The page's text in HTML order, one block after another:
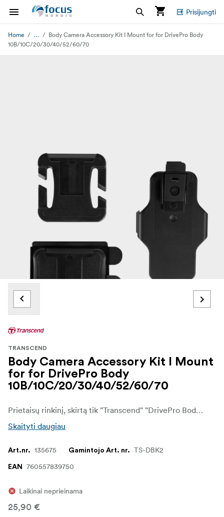
Prisijungti
Home ...
Body Camera Accessory Kit I Mount for for DrivePro Body
10B/10C/20/30/40/52/60/70
TRANSCEND
Body Camera Accessory Kit I Mount
for for DrivePro Body
10B/10C/20/30/40/52/60/70
Prietaisų rinkinį, skirtą tik "Transcend" "DrivePro Body" serijai, sudaro magnetinio tvirtinimo rinkinys, MOLLE laikiklis ir fotoaparato laikiklis.
Skaityti daugiau
Art.nr. 135675 Gamintojo Art. nr. TS-DBK2
EAN 760557839750
Laikinai neprieinama
25,90 €